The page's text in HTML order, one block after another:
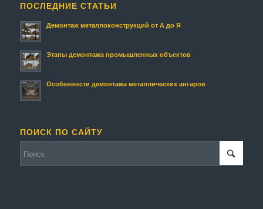
ПОСЛЕДНИЕ СТАТЬИ
Демонтаж металлоконструкций от А до Я
Этапы демонтажа промышленных объектов
Особенности демонтажа металлических ангаров
ПОИСК ПО САЙТУ